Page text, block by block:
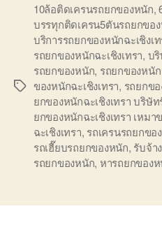
Tags
10ล้อติดเครนรถยกของหนัก,
บรรทุกติดเครน5ตันรถยกขอ
บริการรถยกของหนักฉะเชิงเ
รถยกของหนักฉะเชิงเทรา, บ
รถยกของหนัก, รถยกของหนั
ของหนักฉะเชิงเทรา, รถยกข
ยกของหนักฉะเชิงเทรา บริษั
ยกของหนักฉะเชิงเทรา เหมา
ฉะเชิงเทรา, รถเครนรถยกขอ
รถเฮี๊ยบรถยกของหนัก, รับจ้า
รถยกของหนัก, หารถยกของห